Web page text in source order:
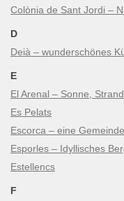
Colònia de Sant Jordi –
D
Deià – wunderschönes
E
El Arenal – Sonne,
Es Pelats
Escorca – eine
Esporles – Idyllisches
Estellencs
F